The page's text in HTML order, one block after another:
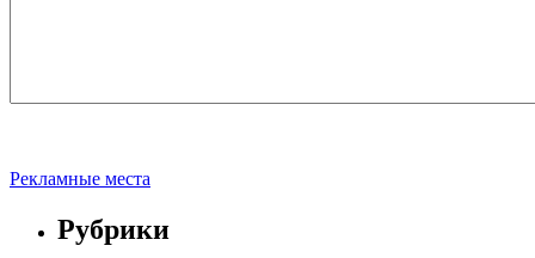
Рекламные места
Рубрики